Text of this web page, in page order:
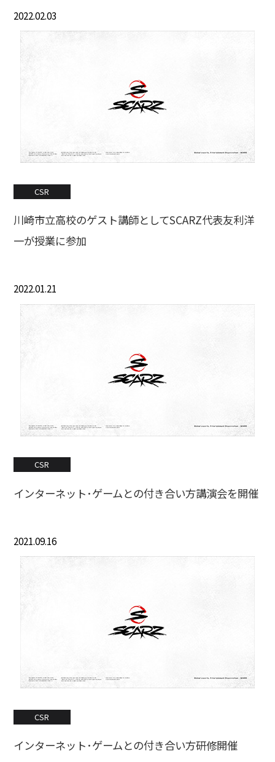
2022.02.03
CSR
川崎市立高校のゲスト講師としてSCARZ代表友利洋
一が授業に参加
2022.01.21
CSR
インターネット･ゲームとの付き合い方講演会を開催
2021.09.16
CSR
インターネット･ゲームとの付き合い方研修開催